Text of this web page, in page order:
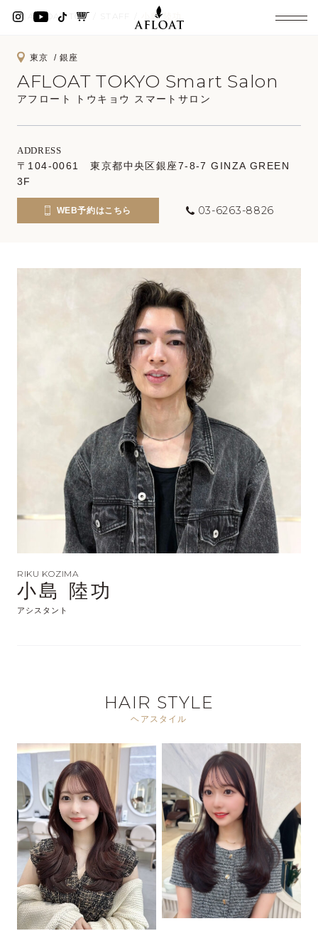
AFLOAT TOP 小島 陸功
東京 銀座
AFLOAT TOKYO Smart Salon
アフロート トウキョウ スマートサロン
ADDRESS
〒104-0061 東京都中央区銀座7-8-7 GINZA GREEN
3F
WEB予約はこちら 03-6263-8826
RIKU KOZIMA
小島 陸功
アシスタント
HAIR STYLE
ヘアスタイル